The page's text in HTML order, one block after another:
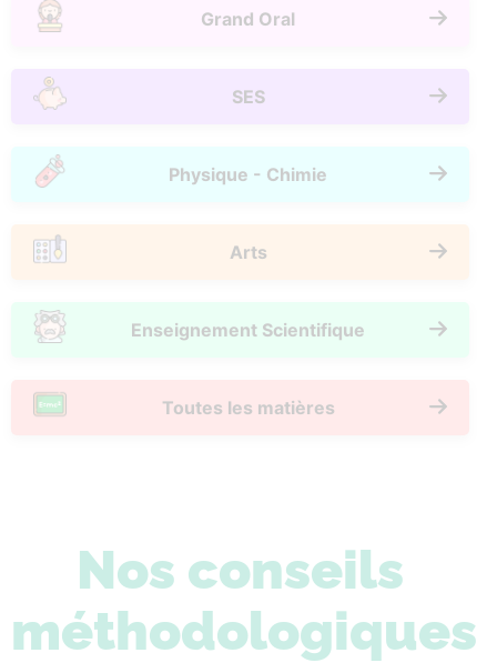
Grand Oral
SES
Physique - Chimie
Arts
Enseignement Scientifique
Toutes les matières
Nos conseils
méthodologiques